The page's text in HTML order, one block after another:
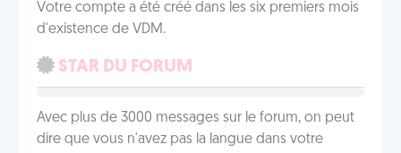
Votre compte a été créé dans les six premiers mois
d'existence de VDM.
STAR DU FORUM
Avec plus de 3000 messages sur le forum, on peut
dire que vous n'avez pas la langue dans votre